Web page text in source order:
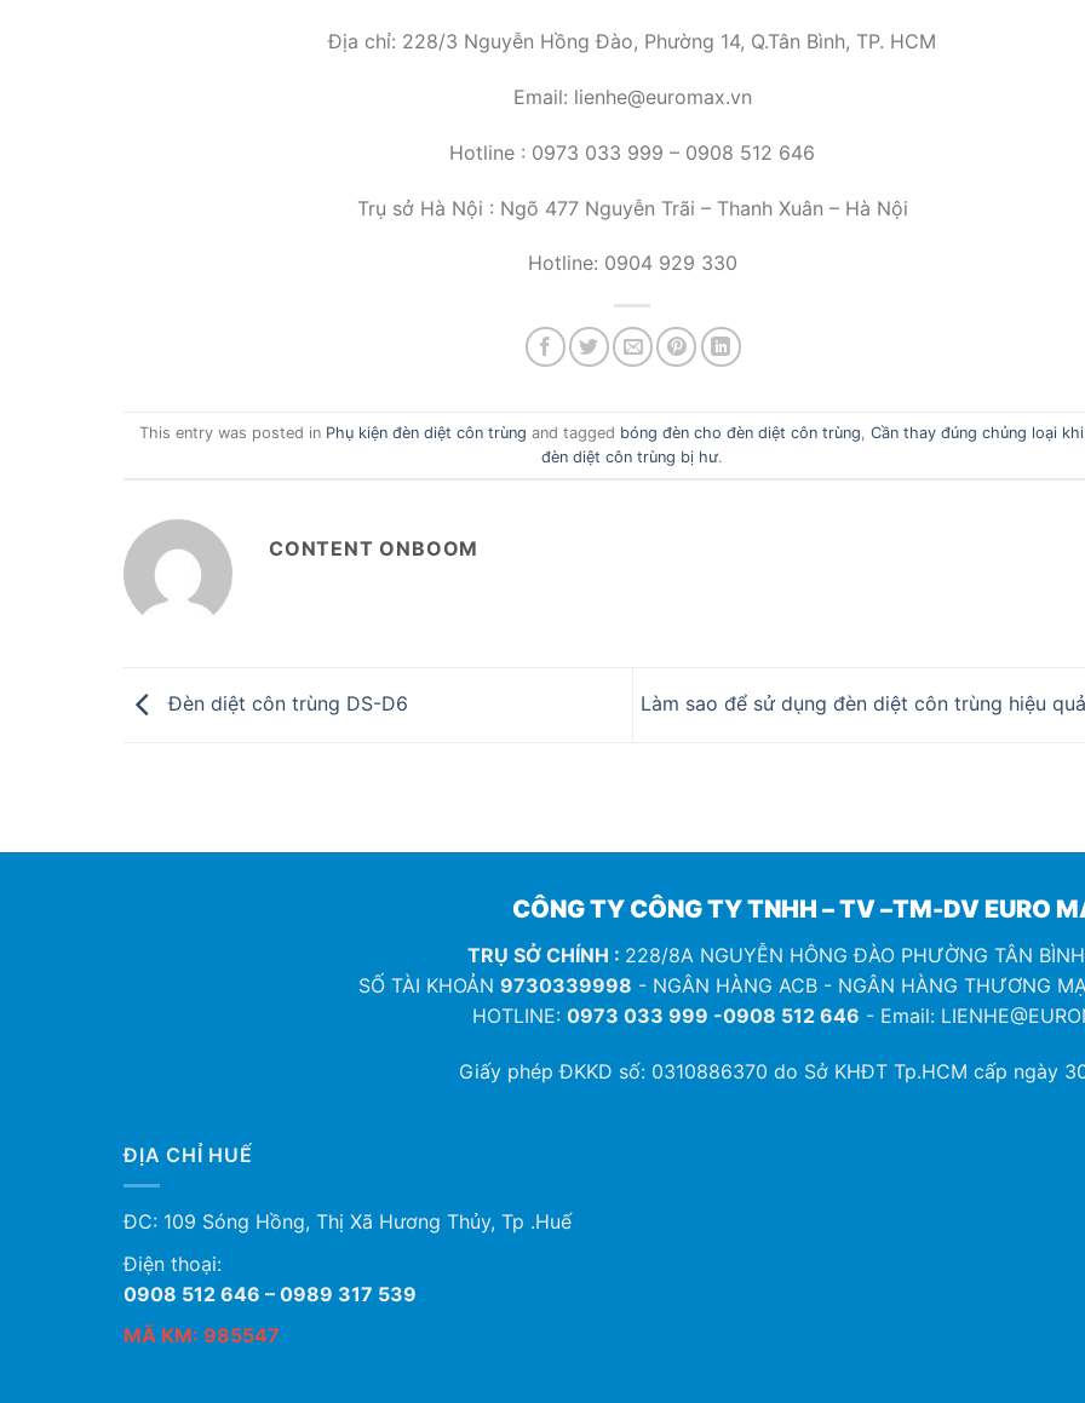
Địa chỉ: 228/3 Nguyễn Hồng Đào, Phường 14, Q.Tân Bình, TP. HCM
Email: lienhe@euromax.vn
Hotline : 0973 033 999 – 0908 512 646
Trụ sở Hà Nội : Ngõ 477 Nguyễn Trãi – Thanh Xuân – Hà Nội
Hotline: 0904 929 330
This entry was posted in Phụ kiện đèn diệt côn trùng and tagged bóng đèn cho đèn diệt côn trùng Cần thay đúng chủng loại
đèn diệt côn trùng bị hư.
CONTENT ONBOOM
Đèn diệt côn trùng DS-D6 Làm sao để sử dụng đèn diệt côn trùng hiệu
CÔNG TY CÔNG TY TNHH – TV –TM-DV EURO
TRỤ SỞ CHÍNH : 228/8A NGUYỄN HÔNG ĐÀO PHƯỜNG TÂN
SỐ TÀI KHOẢN 9730339998 - NGÂN HÀNG ACB - NGÂN HÀNG THƯƠNG
HOTLINE: 0973 033 999 -0908 512 646 - Email:
Giấy phép ĐKKD số: 0310886370 do Sở KHĐT Tp.HCM cấp ngày
ĐỊA CHỈ HUẾ
ĐC: 109 Sóng Hồng, Thị Xã Hương Thủy, Tp .Huế
Điện thoại:
0908 512 646 – 0989 317 539
MÃ KM: 985547